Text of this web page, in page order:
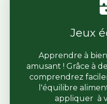
Jeux
Apprendre à
amusant ! Grâce à
comprendrez
l'équilibre
appliquer à